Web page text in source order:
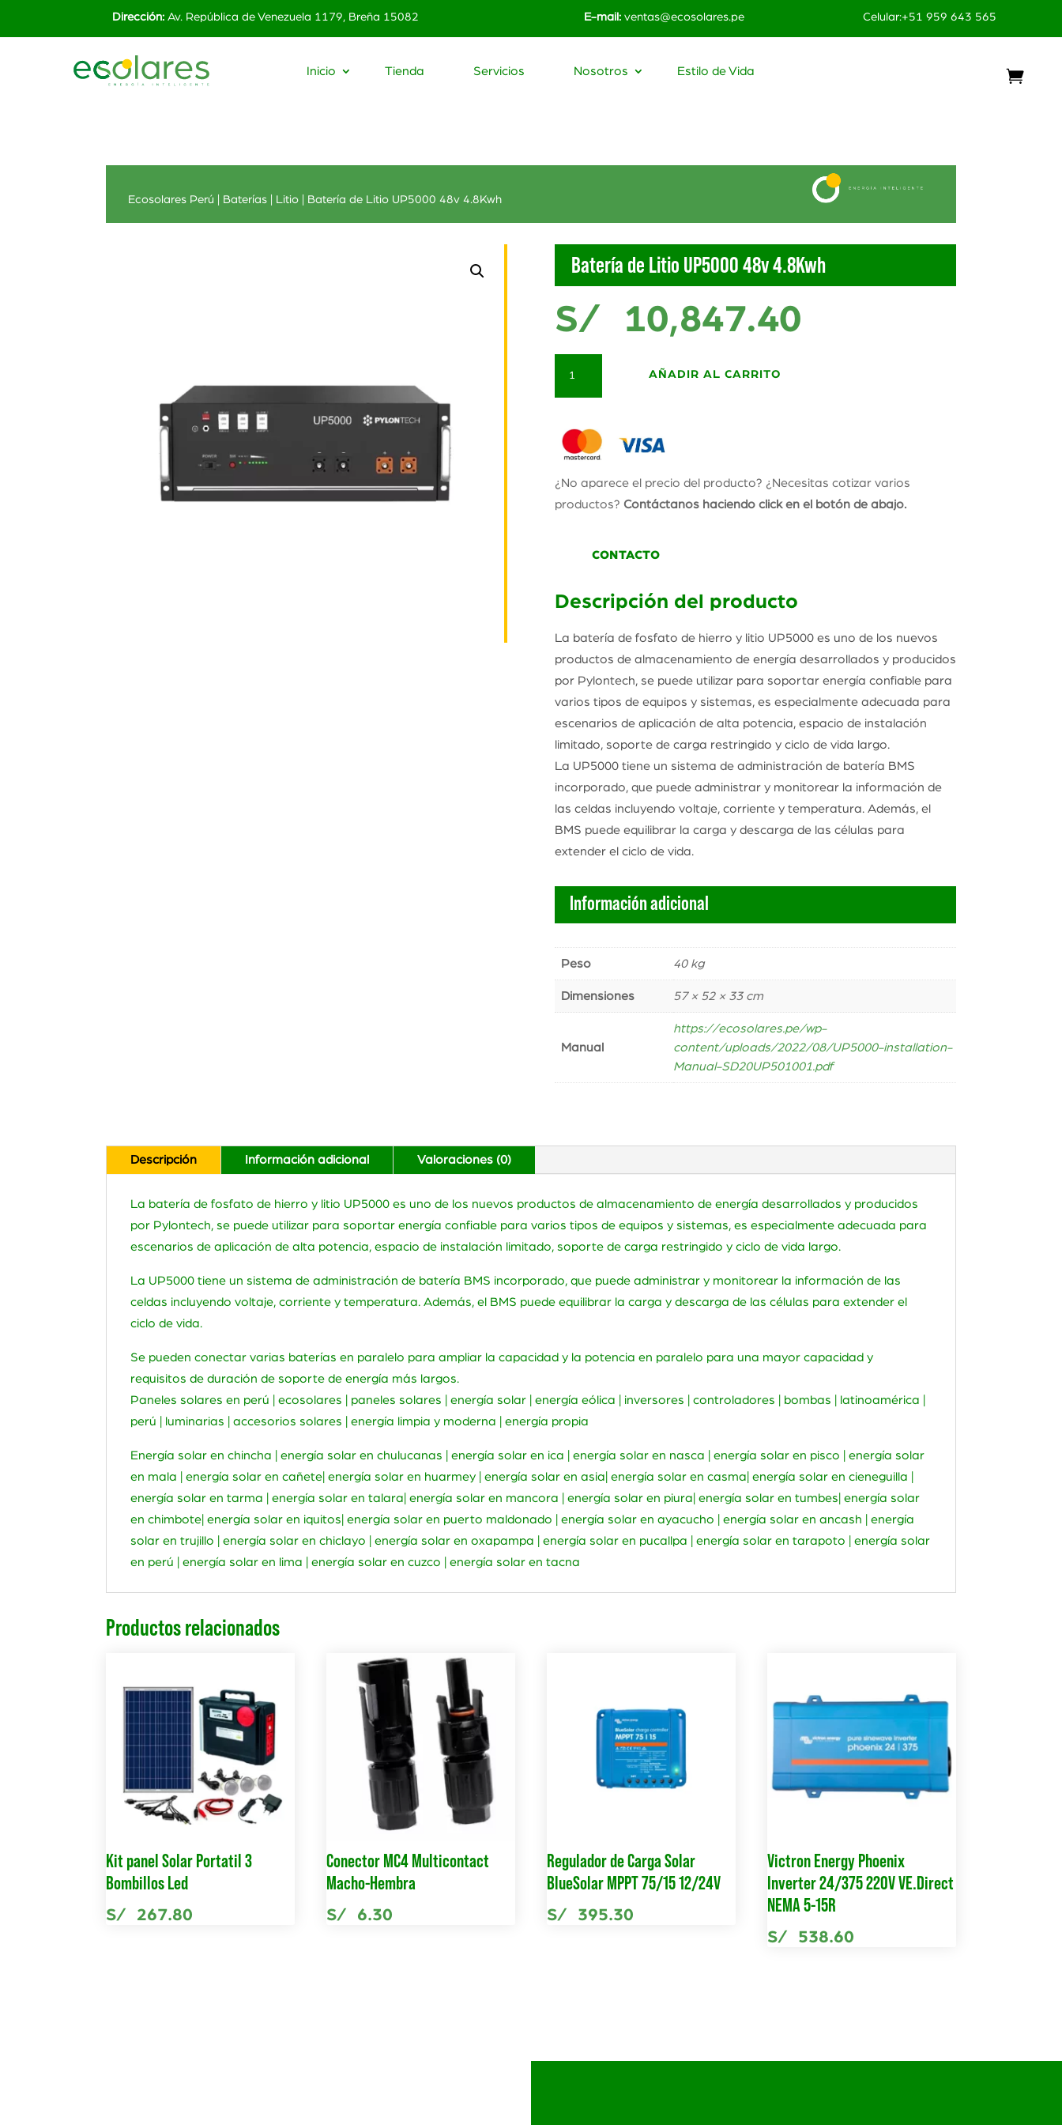
Dirección: Av. República de Venezuela 1179, Breña 15082 E-mail: ventas@ecosolares.pe Celular:+51 959 643 565
Inicio Tienda Servicios Nosotros Estilo de Vida
Ecosolares Perú Baterías Litio | Batería de Litio UP5000 48v 4.8Kwh
Batería de Litio UP5000 48v 4.8Kwh
S/10,847.40
UP5000
48v
cantidad
AÑADIR AL CARRITO
¿No aparece el precio del producto? ¿Necesitas cotizar varios
productos? Contáctanos haciendo click en el botón de abajo.
CONTACTO
Descripción del producto
La batería de fosfato de hierro y litio UP5000 es uno de los nuevos
productos de almacenamiento de energía desarrollados y producidos
por Pylontech, se puede utilizar para soportar energía confiable para
varios tipos de equipos y sistemas, es especialmente adecuada para
escenarios de aplicación de alta potencia, espacio de instalación
limitado, soporte de carga restringido y ciclo de vida largo.
La UP5000 tiene un sistema de administración de batería BMS
incorporado, que puede administrar y monitorear la información de
las celdas incluyendo voltaje, corriente y temperatura. Además, el
BMS puede equilibrar la carga y descarga de las células para
extender el ciclo de vida.
Información adicional
Peso 40 kg
Dimensiones 57 × 52 × 33 cm
Manual
https://ecosolares.pe/wp-
content/uploads/2022/08/UP5000-installation-
Manual-SD20UP501001.pdf
Descripción Información adicional Valoraciones (0)
La batería de fosfato de hierro y litio UP5000 es uno de los nuevos productos de almacenamiento de energía desarrollados y producidos
por Pylontech, se puede utilizar para soportar energía confiable para varios tipos de equipos y sistemas, es especialmente adecuada para
escenarios de aplicación de alta potencia, espacio de instalación limitado, soporte de carga restringido y ciclo de vida largo.
La UP5000 tiene un sistema de administración de batería BMS incorporado, que puede administrar y monitorear la información de las
celdas incluyendo voltaje, corriente y temperatura. Además, el BMS puede equilibrar la carga y descarga de las células para extender el
ciclo de vida.
Se pueden conectar varias baterías en paralelo para ampliar la capacidad y la potencia en paralelo para una mayor capacidad y
requisitos de duración de soporte de energía más largos.
Paneles solares en perú | ecosolares | paneles solares | energía solar | energía eólica | inversores | controladores | bombas | latinoamérica |
perú | luminarias | accesorios solares | energía limpia y moderna | energía propia
Energía solar en chincha | energía solar en chulucanas | energía solar en ica | energía solar en nasca | energía solar en pisco | energía solar
en mala | energía solar en cañete| energía solar en huarmey | energía solar en asia| energía solar en casma| energía solar en cieneguilla |
energía solar en tarma | energía solar en talara| energía solar en mancora | energía solar en piura| energía solar en tumbes| energía solar
en chimbote| energía solar en iquitos| energía solar en puerto maldonado | energía solar en ayacucho | energía solar en ancash | energía
solar en trujillo | energía solar en chiclayo | energía solar en oxapampa | energía solar en pucallpa | energía solar en tarapoto | energía solar
en perú | energía solar en lima | energía solar en cuzco | energía solar en tacna
Productos relacionados
Kit panel Solar Portatil 3
Bombillos Led
S/ 267.80
Conector MC4 Multicontact
Macho-Hembra
S/ 6.30
Regulador de Carga Solar
BlueSolar MPPT 75/15 12/24V
S/ 395.30
Victron Energy Phoenix
Inverter 24/375 220V VE.Direct
NEMA 5-15R
S/ 538.60